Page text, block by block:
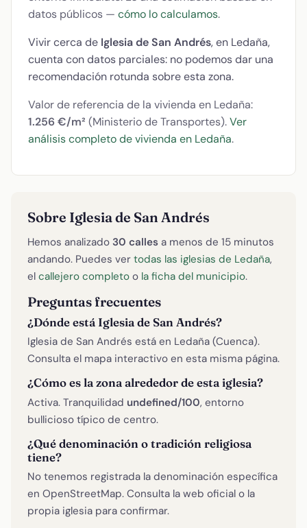
datos públicos — cómo lo calculamos.
Vivir cerca de Iglesia de San Andrés, en Ledaña,
cuenta con datos parciales: no podemos dar una
recomendación rotunda sobre esta zona.
Valor de referencia de la vivienda en Ledaña:
1.256 €/m² (Ministerio de Transportes).Ver
análisis completo de vivienda en Ledaña.
Sobre Iglesia de San Andrés
Hemos analizado 30 calles a menos de 15 minutos
andando. Puedes ver todas las iglesias de Ledaña,
el callejero completo o la ficha del municipio.
Preguntas frecuentes
¿Dónde está Iglesia de San Andrés?
Iglesia de San Andrés está en Ledaña (Cuenca).
Consulta el mapa interactivo en esta misma página.
¿Cómo es la zona alrededor de esta iglesia?
Activa. Tranquilidad undefined/100, entorno
bullicioso típico de centro.
¿Qué denominación o tradición religiosa
tiene?
No tenemos registrada la denominación específica
en OpenStreetMap. Consulta la web oficial o la
propia iglesia para confirmar.